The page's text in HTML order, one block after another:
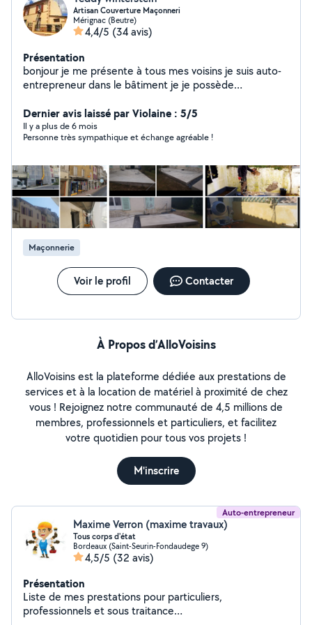
Artisan Couverture Maçonneri
Mérignac (Beutre)
4,4/5 (34 avis)
Présentation
bonjour je me présente à tous mes voisins je suis auto-
entrepreneur dans le bâtiment je je possède
d'intérieur et d'extérieur n'hésitez pas à me laisser votre
message je ne manquerai pas de vous répon
Dernier avis laissé par Violaine : 5/5
Il y a plus de 6 mois
Personne très sympathique et échange agréable !
Maçonnerie
Voir le profil Contacter
À Propos d’AlloVoisins
AlloVoisins est la plateforme dédiée aux prestations de
services et à la location de matériel à proximité de chez
vous ! Rejoignez notre communauté de 4,5 millions de
membres, professionnels et particuliers, et facilitez
votre quotidien pour tous vos projets !
M'inscrire
Auto-entrepreneur
Maxime Verron (maxime travaux)
Tous corps d'état
Bordeaux (Saint-Seurin-Fondaudege 9)
4,5/5 (32 avis)
Présentation
Liste de mes prestations pour particuliers,
professionnels et sous traitance